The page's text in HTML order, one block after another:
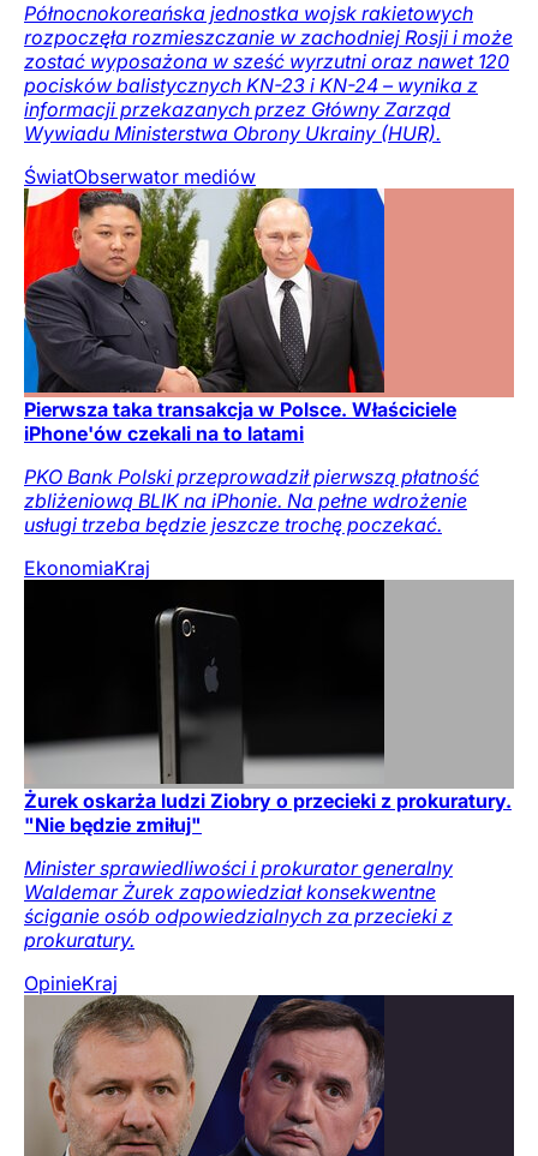
Północnokoreańska jednostka wojsk rakietowych
rozpoczęła rozmieszczanie w zachodniej Rosji i może
zostać wyposażona w sześć wyrzutni oraz nawet 120
pocisków balistycznych KN-23 i KN-24 – wynika z
informacji przekazanych przez Główny Zarząd
Wywiadu Ministerstwa Obrony Ukrainy (HUR).
ŚwiatObserwator mediów
Pierwsza taka transakcja w Polsce. Właściciele
iPhone'ów czekali na to latami
PKO Bank Polski przeprowadził pierwszą płatność
zbliżeniową BLIK na iPhonie. Na pełne wdrożenie
usługi trzeba będzie jeszcze trochę poczekać.
EkonomiaKraj
Żurek oskarża ludzi Ziobry o przecieki z prokuratury.
"Nie będzie zmiłuj"
Minister sprawiedliwości i prokurator generalny
Waldemar Żurek zapowiedział konsekwentne
ściganie osób odpowiedzialnych za przecieki z
prokuratury.
OpinieKraj